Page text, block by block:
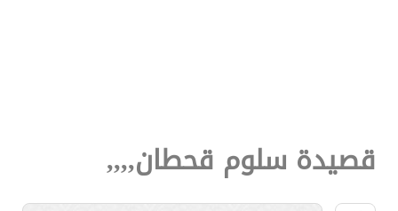
قصيدة سلوم قحطان,,,,